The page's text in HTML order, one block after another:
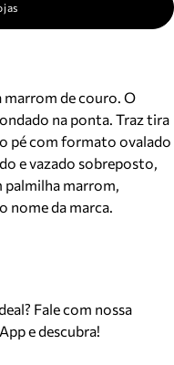
marrom de couro. O
na ponta. Traz tira
pé com formato ovalado
e vazado sobreposto,
palmilha marrom,
nome da marca.
Fale com nossa
e descubra!